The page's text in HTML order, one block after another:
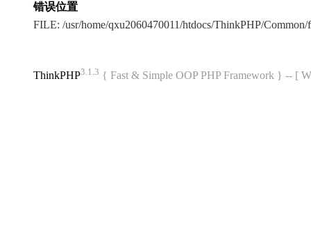
错误位置
FILE: /usr/home/qxu2060470011/htdocs/ThinkPHP/
ThinkPHP3.1.3 { Fast & Simple OOP PHP Framework } -- [